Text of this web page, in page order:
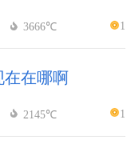
3666℃ 1
在在哪啊
2145℃ 1